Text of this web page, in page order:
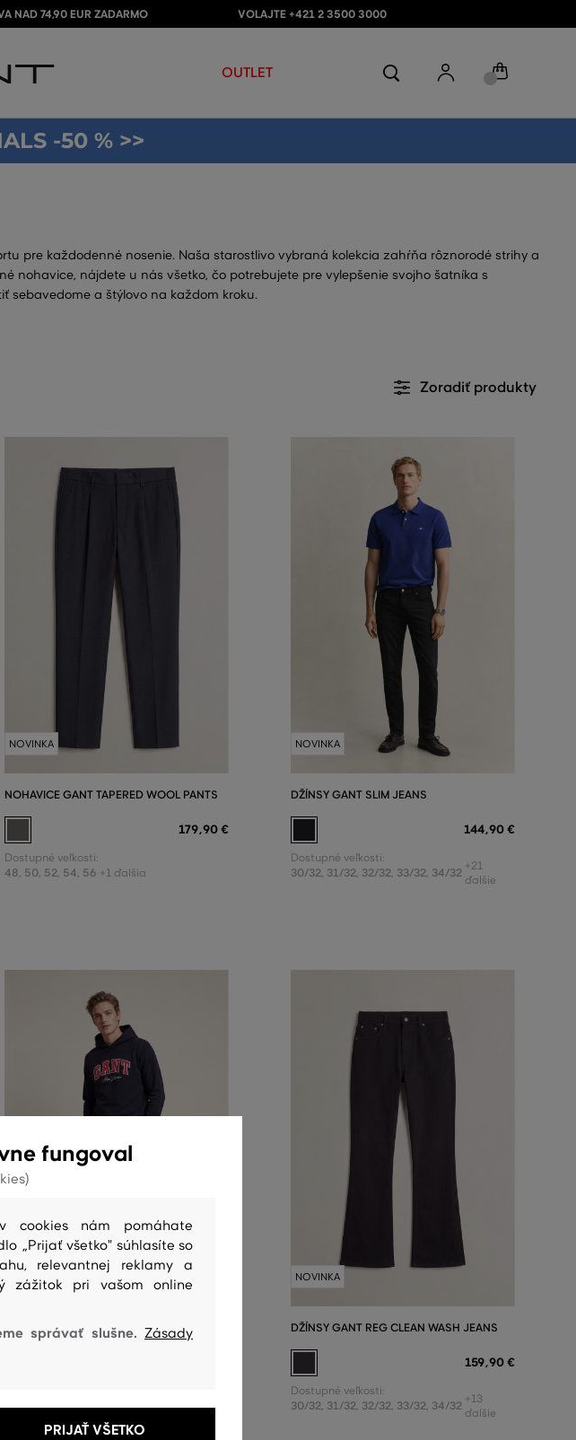
NAD 74,90 EUR ZADARMO VOLAJTE +421 2 3500 3000
OUTLET
-50 % >>
pre každodenné nosenie. Naša starostlivo vybraná kolekcia zahŕňa rôznorodé strihy a
nohavice, nájdete u nás všetko, čo potrebujete pre vylepšenie svojho šatníka s
sebavedome a štýlovo na každom kroku.
Zoradiť produkty
NOVINKA
NOHAVICE GANT TAPERED WOOL PANTS
179,90 €
Dostupné veľkosti:
48, 50, 52, 54, 56 +1 ďalšia
NOVINKA
DŽÍNSY GANT SLIM JEANS
144,90 €
Dostupné veľkosti:
30/32, 31/32, 32/32, 33/32, 34/32 +21
ďalšie
NOVINKA
DŽÍNSY GANT SLIM DESERT JEANS
30/32, 31/32, 32/32, 33/32, 34/32
NOVINKA
DŽÍNSY GANT REG CLEAN WASH JEANS
159,90 €
Dostupné veľkosti:
30/32, 31/32, 32/32, 33/32, 34/32 +13
ďalšie
fungoval
cookies nám pomáhate
„Prijať všetko" súhlasíte so
relevantnej reklamy a
zážitok pri vašom online
správať slušne. Zásady
PRIJAŤ VŠETKO